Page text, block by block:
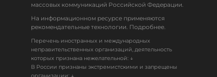
массовых коммуникаций Российской Федерации.
На информационном ресурсе применяются
рекомендательные технологии. Подробнее.
Перечень иностранных и международных
неправительственных организаций, деятельность
которых признана нежелательной: ↓
В России признаны экстремистскими и запрещены
организации: ↓